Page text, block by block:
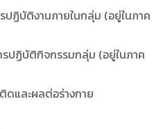
ฏิบัติงานภายในกลุ่ม (อยู่ในภาค
ปฏิบัติกิจกรรมกลุ่ม (อยู่ในภาค
ดและผลต่อร่างกาย